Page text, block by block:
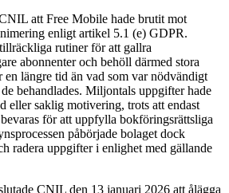
att Free Mobile hade brutit mot
enligt artikel 5.1 (e) GDPR.
rutiner för att gallra
abonnenter och behöll därmed stora
en längre tid än vad som var nödvändigt
behandlades. Miljontals uppgifter hade
eller saklig motivering, trots att endast
för att uppfylla bokföringsrättsliga
påbörjade bolaget dock
radera uppgifter i enlighet med gällande
CNIL den 13 januari 2026 att ålägga